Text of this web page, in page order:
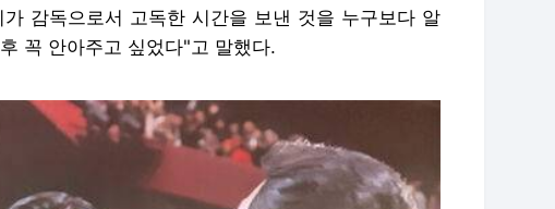
감독으로서 고독한 시간을 보낸 것을 누구보다 알
꼭 안아주고 싶었다"고 말했다.